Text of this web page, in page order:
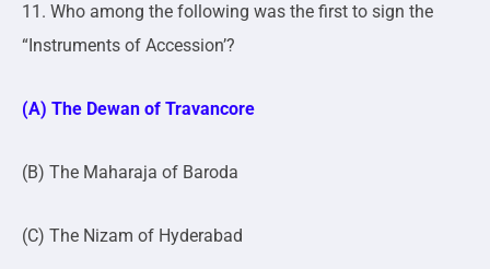
11. Who among the following was the first to sign the
“Instruments of Accession’?
(A) The Dewan of Travancore
(B) The Maharaja of Baroda
(C) The Nizam of Hyderabad